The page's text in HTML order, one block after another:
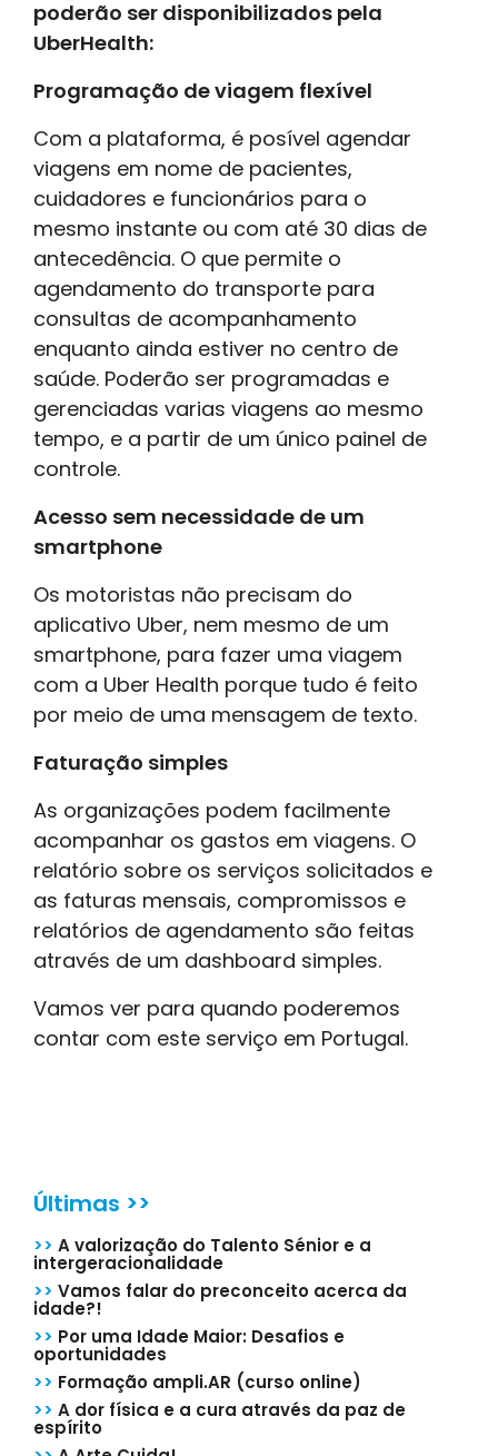
poderão ser disponibilizados pela
UberHealth:
Programação de viagem flexível
Com a plataforma, é posível agendar
viagens em nome de pacientes,
cuidadores e funcionários para o
mesmo instante ou com até 30 dias de
antecedência. O que permite o
agendamento do transporte para
consultas de acompanhamento
enquanto ainda estiver no centro de
saúde. Poderão ser programadas e
gerenciadas varias viagens ao mesmo
tempo, e a partir de um único painel de
controle.
Acesso sem necessidade de um
smartphone
Os motoristas não precisam do
aplicativo Uber, nem mesmo de um
smartphone, para fazer uma viagem
com a Uber Health porque tudo é feito
por meio de uma mensagem de texto.
Faturação simples
As organizações podem facilmente
acompanhar os gastos em viagens. O
relatório sobre os serviços solicitados e
as faturas mensais, compromissos e
relatórios de agendamento são feitas
através de um dashboard simples.
Vamos ver para quando poderemos
contar com este serviço em Portugal.
Últimas >>
>> A valorização do Talento Sénior e a
intergeracionalidade
>> Vamos falar do preconceito acerca da
idade?!
>> Por uma Idade Maior: Desafios e
oportunidades
>> Formação ampli.AR (curso online)
>> A dor física e a cura através da paz de
espírito